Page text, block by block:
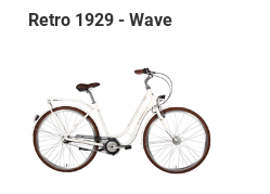
Retro 1929 - Wave